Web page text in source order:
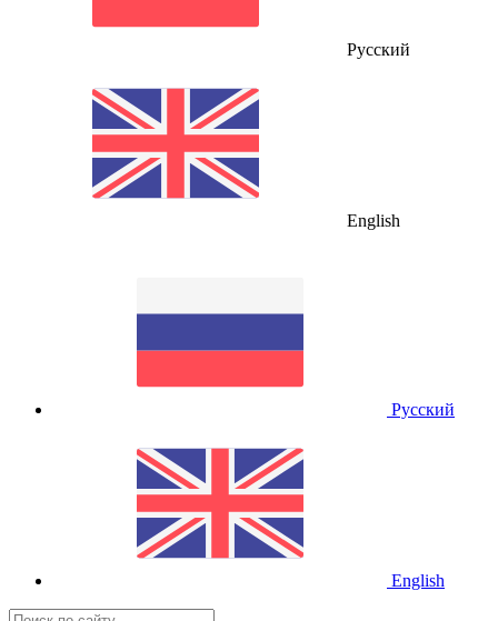
Русский
English
Русский
English